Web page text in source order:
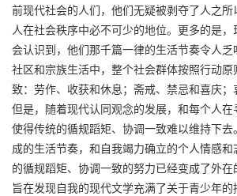
前现代社会的人们，他们无疑被剥夺了人之
人在社会秩序中必不可少的地位。更多的是
会认识到，他们那千篇一律的生活节奏令人
社区和宗族生活中，整个社会群体按照行动
致：劳作、收获和休息；斋戒、禁忌和喜庆；
但是，随着现代认同观念的发展，和每个人
使得传统的循规蹈矩、协调一致难以维持下
成的生活节奏，和自我竭力确立的个人情感
的循规蹈矩、协调一致的努力已经变成了外在
旨在发现自我的现代文学充满了关于青少年